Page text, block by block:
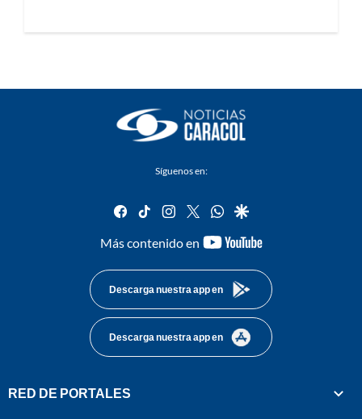
Síguenos en:
facebook
tiktok instagram
twitterwhatsapp
google
Más contenido en
youtube-
Descarga nuestra app en
Descarga nuestra app en
RED DE PORTALES